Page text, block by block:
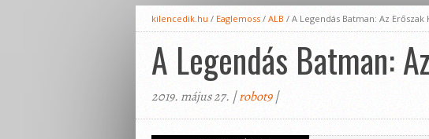
kilencedik.hu / Eaglemoss / ALB / A Legendás Batman: Az Erőszak
A Legendás Batman:
2019. május 27. |robot9|